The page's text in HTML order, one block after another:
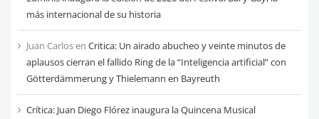
más internacional de su historia
Juan Carlosen Critica: Un airado abucheo y veinte minutos de
aplausos cierran el fallido Ring de la “Inteligencia artificial” con
Götterdämmerung y Thielemann en Bayreuth
Crítica: Juan Diego Flórez inaugura la Quincena Musical